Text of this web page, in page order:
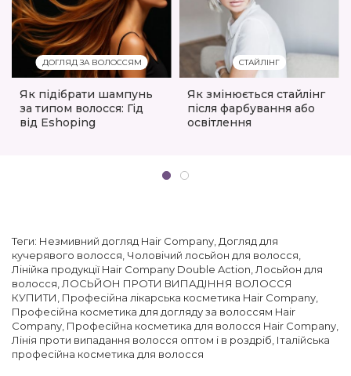
ДОГЛЯД ЗА ВОЛОССЯМ
Як підібрати шампунь
за типом волосся: Гід
від Eshoping
СТАЙЛІНГ
Як змінюється стайлінг
після фарбування або
освітлення
Теги: Незмивний догляд Hair Company Догляд для
кучерявого волосся Чоловічий лосьйон для волосся
Лінійка продукції Hair Company Double Action Лосьйон для
волосся ЛОСЬЙОН ПРОТИ ВИПАДІННЯ ВОЛОССЯ
КУПИТИ Професійна лікарська косметика Hair Company
Професійна косметика для догляду за волоссям Hair
Company Професійна косметика для волосся Hair Company
Лінія проти випадання волосся оптом і в роздріб Італійська
професійна косметика для волосся